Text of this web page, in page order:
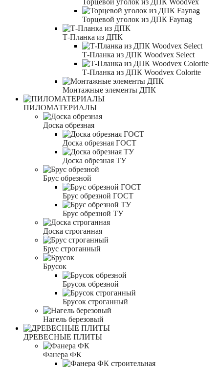
Торцевой уголок из ДПК Faynag
Т-Планка из ДПК
Т-Планка из ДПК Woodvex Select
Т-Планка из ДПК Woodvex Colorite
Монтажные элементы ДПК
ПИЛОМАТЕРИАЛЫ
Доска обрезная
Доска обрезная ГОСТ
Доска обрезная ТУ
Брус обрезной
Брус обрезной ГОСТ
Брус обрезной ТУ
Доска строганная
Брус строганный
Брусок
Брусок обрезной
Брусок строганный
Нагель березовый
ДРЕВЕСНЫЕ ПЛИТЫ
Фанера ФК